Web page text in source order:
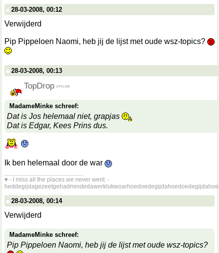
28-03-2008, 00:12
Verwijderd
Pip Pippeloen Naomi, heb jij de lijst met oude wsz-topics?
28-03-2008, 00:13
TopDrop
MadameMinke schreef:
Dat is Jos helemaal niet, grapjas
Dat is Edgar, Kees Prins dus.
Ik ben helemaal door de war
♥ - I miss all the places we never went. -
28-03-2008, 00:14
Verwijderd
MadameMinke schreef:
Pip Pippeloen Naomi, heb jij de lijst met oude wsz-topics?